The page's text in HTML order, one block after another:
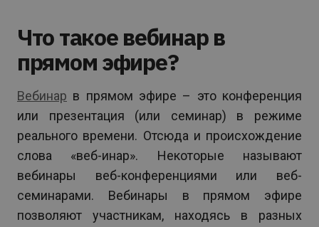
Что такое вебинар в
прямом эфире?
Вебинар в прямом эфире – это конференция
или презентация (или семинар) в режиме
реального времени. Отсюда и происхождение
слова «веб-инар». Некоторые называют
вебинары веб-конференциями или веб-
семинарами. Вебинары в прямом эфире
позволяют участникам, находясь в разных